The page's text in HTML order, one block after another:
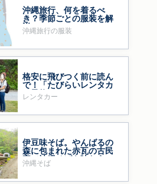
沖縄旅行、何を着るべ
き？季節ごとの服装を解
説
沖縄旅行の服装
格安に飛びつく前に読ん
で！「たびらいレンタカ
ー予約」をおすすめする
ワケ
レンタカー
伊豆味そば。やんばるの
森に包まれた赤瓦の古民
家で沖縄そばを味わう
沖縄そば